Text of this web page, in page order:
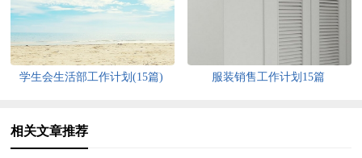
学生会生活部工作计划(15篇) 服装销售工作计划15篇
相关文章推荐